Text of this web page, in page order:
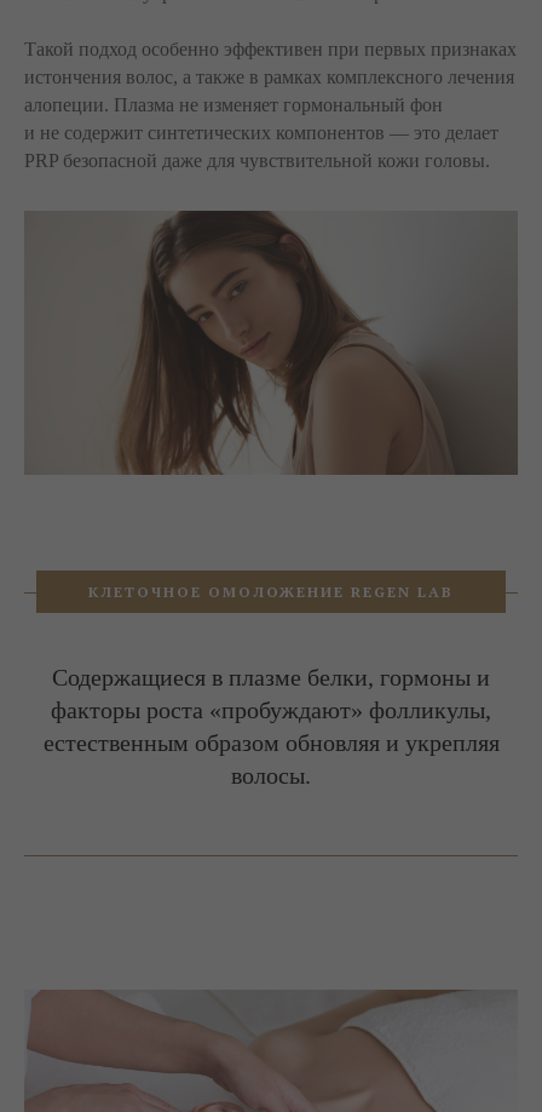
Такой подход особенно эффективен при первых признаках
истончения волос, а также в рамках комплексного лечения
алопеции. Плазма не изменяет гормональный фон
и не содержит синтетических компонентов — это делает
PRP безопасной даже для чувствительной кожи головы.
КЛЕТОЧНОЕ ОМОЛОЖЕНИЕ REGEN LAB
Содержащиеся в плазме белки, гормоны и
факторы роста «пробуждают» фолликулы,
естественным образом обновляя и укрепляя
волосы.